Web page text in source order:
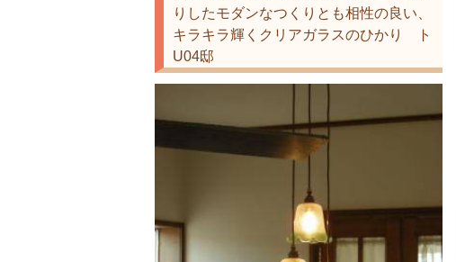
りしたモダンなつくりとも相性の良い、
キラキラ輝くクリアガラスのひかり ト
U04邸